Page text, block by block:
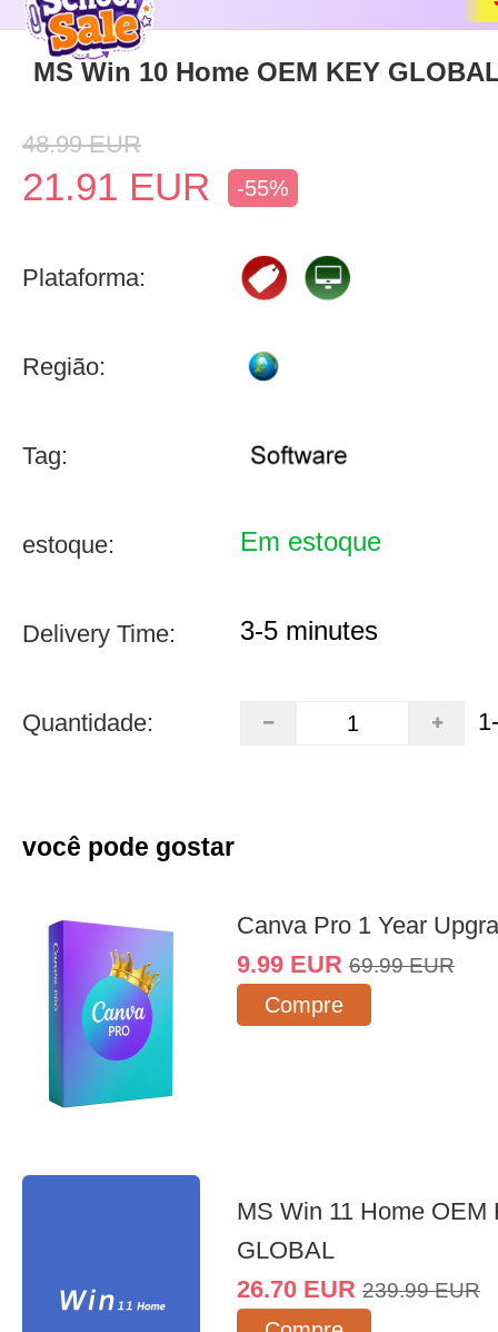
MS Win 10 Home OEM KEY
48.99 EUR
21.91 EUR -55%
Plataforma:
Região:
Tag:
estoque: Em estoque
Delivery Time: 3-5 minutes
Quantidade:
você pode gostar
Canva Pro 1 Year
9.99 EUR 69.99 EUR
Compre
MS Win 11 Home OEM
GLOBAL
26.70 EUR 239.99 EUR